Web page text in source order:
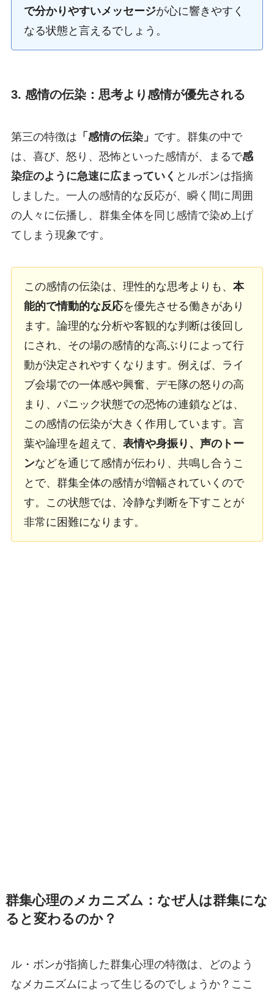
で分かりやすいメッセージが心に響きやすく
なる状態と言えるでしょう。
3. 感情の伝染：思考より感情が優先される
第三の特徴は 「感情の伝染」 です。群集の中で
は、喜び、怒り、恐怖といった感情が、まるで感
染症のように急速に広まっていく とルボンは指摘
しました。一人の感情的な反応が、瞬く間に周囲
の人々に伝播し、群集全体を同じ感情で染め上げ
てしまう現象です。
この感情の伝染は、理性的な思考よりも、 本
能的で情動的な反応を優先させる働きがあり
ます。論理的な分析や客観的な判断は後回し
にされ、その場の感情的な高ぶりによって行
動が決定されやすくなります。例えば、ライ
ブ会場での一体感や興奮、デモ隊の怒りの高
まり、パニック状態での恐怖の連鎖などは、
この感情の伝染が大きく作用しています。言
葉や論理を超えて、 表情や身振り、声のトー
ンなどを通じて感情が伝わり、共鳴し合うこ
とで、群集全体の感情が増幅されていくので
す。この状態では、冷静な判断を下すことが
非常に困難になります。
群集心理のメカニズム：なぜ人は群集にな
ると変わるのか？
ル・ボンが指摘した群集心理の特徴は、どのよう
なメカニズムによって生じるのでしょうか？ここ